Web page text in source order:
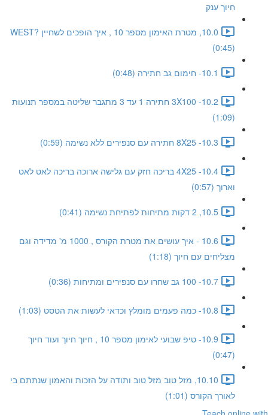
חיוך ענק
10.0, מטרת האימון מספר 10 , איך הופכים לשחיין WEST?
(0:45)
10.1- חימום גב חתירה (0:48)
10.2- 3X100 חתירה 1 עד 3 מתגבר שליטה במספר תנועות
(1:09)
10.3- 8X25 חתירה עם סנפירים ללא נשימה (0:59)
10.4- 4X25 בריכה חזק עם גלישה ארוכה בריכה לאט לאט
וארוך (0:57)
10.5, 2 דקות מתיחות לפתיחת נשימה (0:41)
10.6 - איך עושים את מטרת הקורס , 1000 מ' מדידה וגם
מצליחים עם חיוך (1:18)
10.7- 100 גב שחרו עם סנפירים ומתיחות (0:36)
10.8- כמה פעמים מומלץ וכדאי לעשות את הטסט (1:03)
10.9- טיפ שבועי לאימון מספר 10 , חיוך חיוך ועוד חיוך
(0:47)
10.10, מזל טוב מזל טוב ותודה על הזכות והאמון שנתתם בי
לאורך הקורס (1:01)